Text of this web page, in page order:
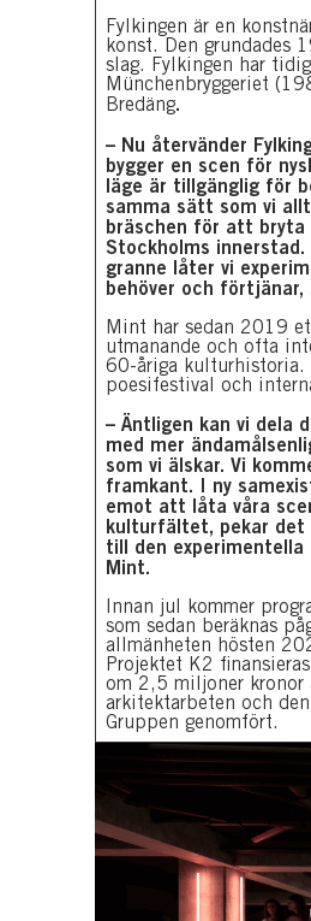
Fylkingen är en
konst. Den grundades
slag. Fylkingen har
Münchenbryggeriet
Bredäng.
– Nu återvänder
bygger en scen för
läge är tillgänglig för
samma sätt som vi
bräschen för att bryta
Stockholms
granne låter vi
behöver och förtjänar,
Mint har sedan 2019
utmanande och ofta
60-åriga kulturhistoria.
poesifestival och
– Äntligen kan vi dela
med mer
som vi älskar. Vi
framkant. I ny
emot att låta våra
kulturfältet, pekar
till den experimentella
Mint.
Innan jul kommer
som sedan beräknas
allmänheten hösten
Projektet K2
om 2,5 miljoner kronor
arkitektarbeten och
Gruppen genomfört.